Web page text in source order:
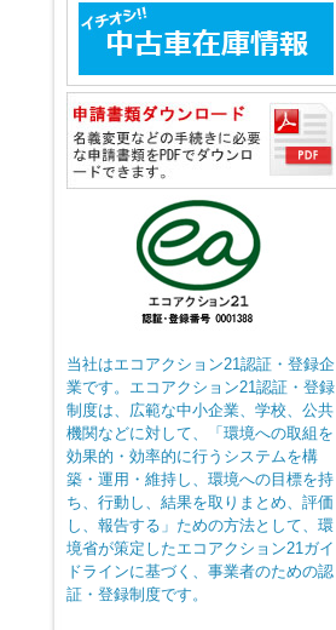
当社はエコアクション21認証・登録企
業です。エコアクション21認証・登録
制度は、広範な中小企業、学校、公共
機関などに対して、「環境への取組を
効果的・効率的に行うシステムを構
築・運用・維持し、環境への目標を持
ち、行動し、結果を取りまとめ、評価
し、報告する」ための方法として、環
境省が策定したエコアクション21ガイ
ドラインに基づく、事業者のための認
証・登録制度です。